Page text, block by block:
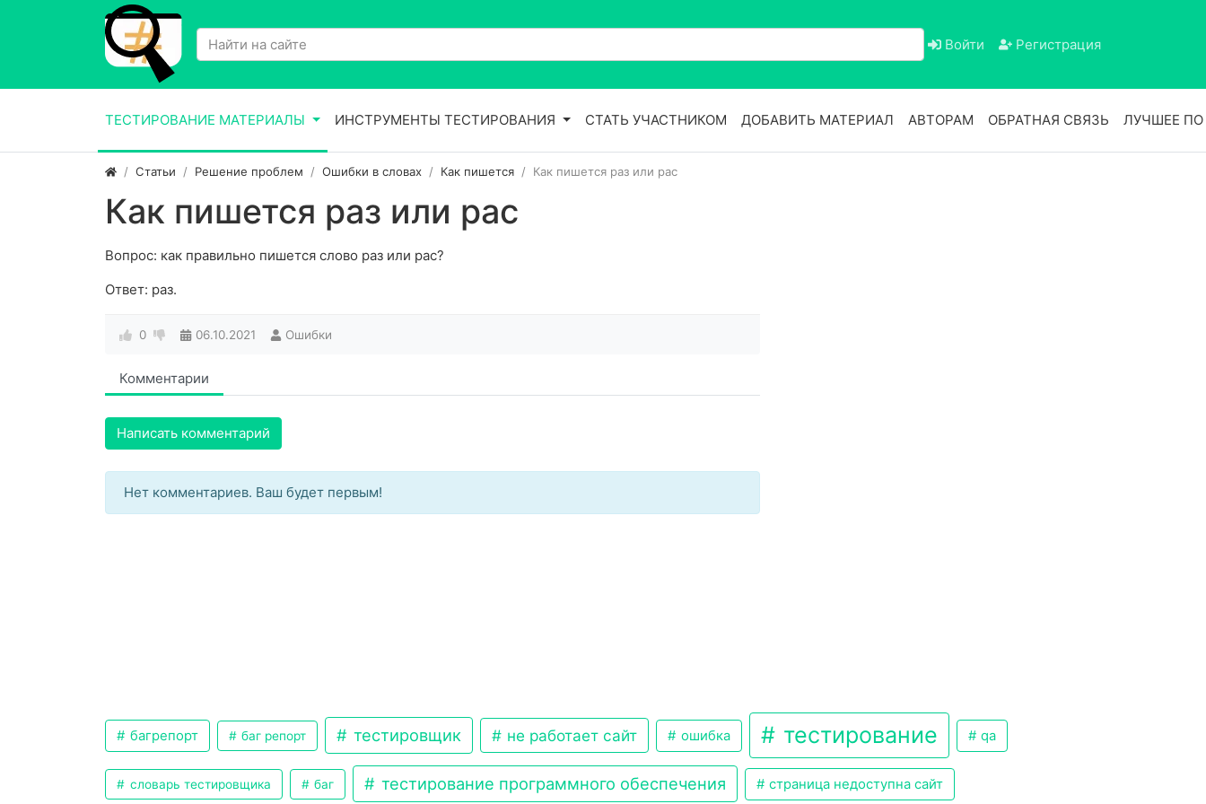
Войти Регистрация
ТЕСТИРОВАНИЕ МАТЕРИАЛЫ ИНСТРУМЕНТЫ ТЕСТИРОВАНИЯ СТАТЬ УЧАСТНИКОМ ДОБАВИТЬ МАТЕРИАЛ АВТОРАМ ОБРАТНАЯ СВЯЗЬ ЛУЧШЕЕ
Статьи Решение проблем Ошибки в словах Как пишется Как пишется раз или рас
Как пишется раз или рас
Вопрос: как правильно пишется слово раз или рас?
Ответ: раз.
0 06.10.2021 Ошибки
Комментарии
Написать комментарий
Нет комментариев. Ваш будет первым!
багрепорт баг репорт тестировщик не работает сайт ошибка тестирование qa
словарь тестировщика баг тестирование программного обеспечения страница недоступна сайт